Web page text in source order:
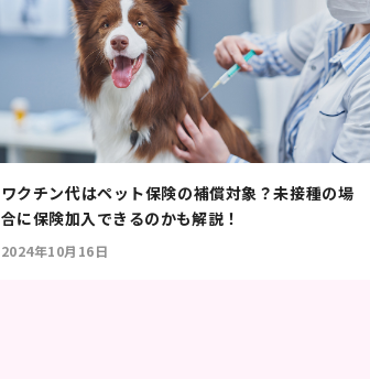
ワクチン代はペット保険の補償対象？未接種の場
合に保険加入できるのかも解説！
2024年10月16日